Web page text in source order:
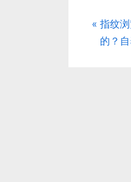
文
P
r
指纹
的？